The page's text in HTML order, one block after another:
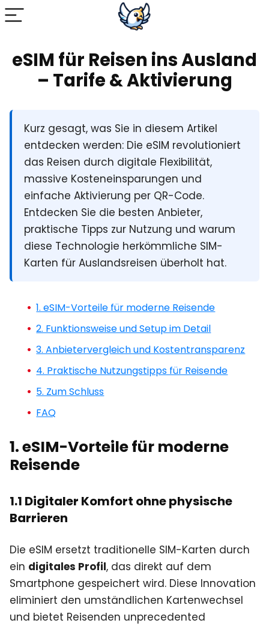
eSIM für Reisen ins Ausland
– Tarife & Aktivierung
Kurz gesagt, was Sie in diesem Artikel
entdecken werden: Die eSIM revolutioniert
das Reisen durch digitale Flexibilität,
massive Kosteneinsparungen und
einfache Aktivierung per QR-Code.
Entdecken Sie die besten Anbieter,
praktische Tipps zur Nutzung und warum
diese Technologie herkömmliche SIM-
Karten für Auslandsreisen überholt hat.
1. eSIM-Vorteile für moderne Reisende
2. Funktionsweise und Setup im Detail
3. Anbietervergleich und Kostentransparenz
4. Praktische Nutzungstipps für Reisende
5. Zum Schluss
FAQ
1. eSIM-Vorteile für moderne
Reisende
1.1 Digitaler Komfort ohne physische
Barrieren
Die eSIM ersetzt traditionelle SIM-Karten durch
ein digitales Profil, das direkt auf dem
Smartphone gespeichert wird. Diese Innovation
eliminiert den umständlichen Kartenwechsel
und bietet Reisenden unprecedented